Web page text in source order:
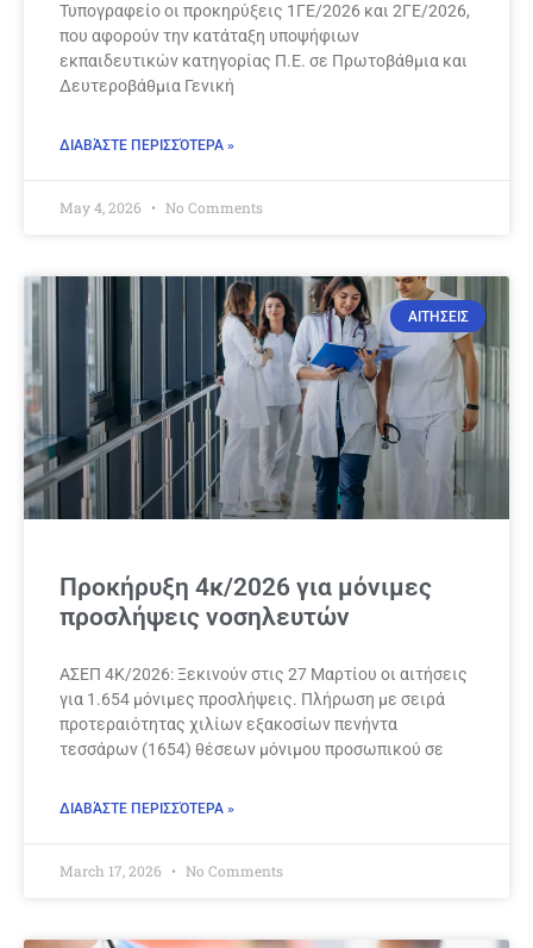
Τυπογραφείο οι προκηρύξεις 1ΓΕ/2026 και 2ΓΕ/2026,
που αφορούν την κατάταξη υποψήφιων
εκπαιδευτικών κατηγορίας Π.Ε. σε Πρωτοβάθμια και
Δευτεροβάθμια Γενική
ΔΙΑΒΆΣΤΕ ΠΕΡΙΣΣΌΤΕΡΑ »
May 4, 2026 No Comments
ΑΙΤΗΣΕΙΣ
Προκήρυξη 4κ/2026 για μόνιμες
προσλήψεις νοσηλευτών
ΑΣΕΠ 4Κ/2026: Ξεκινούν στις 27 Μαρτίου οι αιτήσεις
για 1.654 μόνιμες προσλήψεις. Πλήρωση με σειρά
προτεραιότητας χιλίων εξακοσίων πενήντα
τεσσάρων (1654) θέσεων μόνιμου προσωπικού σε
ΔΙΑΒΆΣΤΕ ΠΕΡΙΣΣΌΤΕΡΑ »
March 17, 2026 No Comments